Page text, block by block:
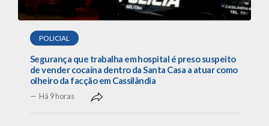
POLICIAL
Segurança que trabalha em hospital é preso suspeito
de vender cocaína dentro da Santa Casa a atuar como
olheiro da facção em Cassilândia
Há 9 horas